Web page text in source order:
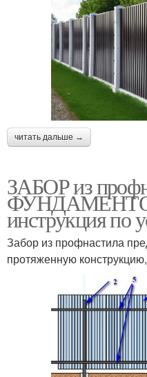
читать дальше →
ЗАБОР из
инструкция по
Забор из профнастила
протяженную